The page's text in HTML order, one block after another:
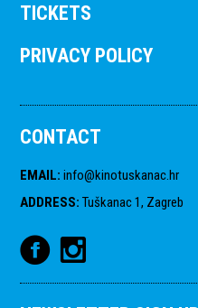
TICKETS
PRIVACY POLICY
CONTACT
EMAIL: info@kinotuskanac.hr
ADDRESS: Tuškanac 1, Zagreb